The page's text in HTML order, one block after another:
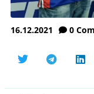
16.12.2021 0